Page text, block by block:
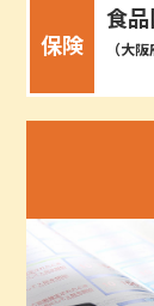
保険
食
（大